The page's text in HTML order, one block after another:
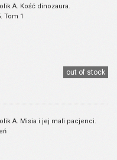
A. Kość dinozaura.
Tom 1
out of stock
A. Misia i jej mali pacjenci.